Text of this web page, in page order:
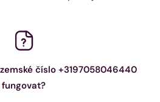
číslo +3197058046440
fungovat?